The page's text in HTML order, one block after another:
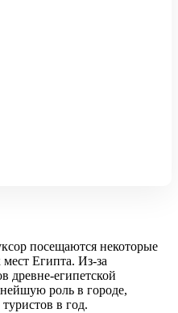
посещаются некоторые
Египта. Из-за
древне-египетской
роль в городе,
в год.